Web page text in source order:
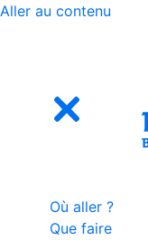
Aller au contenu
Où aller ?
Que faire